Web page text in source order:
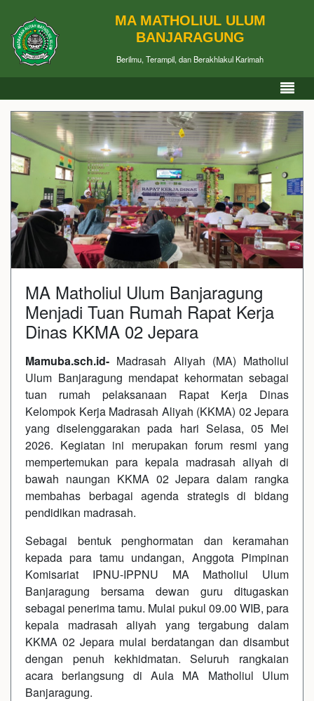
MA MATHOLIUL ULUM
BANJARAGUNG
Berilmu, Terampil, dan Berakhlakul Karimah
MA Matholiul Ulum Banjaragung
Menjadi Tuan Rumah Rapat Kerja
Dinas KKMA 02 Jepara
Mamuba.sch.id- Madrasah Aliyah (MA) Matholiul
Ulum Banjaragung mendapat kehormatan sebagai
tuan rumah pelaksanaan Rapat Kerja Dinas
Kelompok Kerja Madrasah Aliyah (KKMA) 02 Jepara
yang diselenggarakan pada hari Selasa, 05 Mei
2026. Kegiatan ini merupakan forum resmi yang
mempertemukan para kepala madrasah aliyah di
bawah naungan KKMA 02 Jepara dalam rangka
membahas berbagai agenda strategis di bidang
pendidikan madrasah.
Sebagai bentuk penghormatan dan keramahan
kepada para tamu undangan, Anggota Pimpinan
Komisariat IPNU-IPPNU MA Matholiul Ulum
Banjaragung bersama dewan guru ditugaskan
sebagai penerima tamu. Mulai pukul 09.00 WIB, para
kepala madrasah aliyah yang tergabung dalam
KKMA 02 Jepara mulai berdatangan dan disambut
dengan penuh kekhidmatan. Seluruh rangkaian
acara berlangsung di Aula MA Matholiul Ulum
Banjaragung.